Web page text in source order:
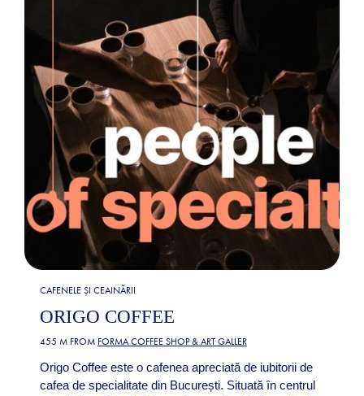
CAFENELE ȘI CEAINĂRII
ORIGO COFFEE
455 M FROM FORMA COFFEE SHOP & ART GALLER
Origo Coffee este o cafenea apreciată de iubitorii de
cafea de specialitate din București. Situată în centrul